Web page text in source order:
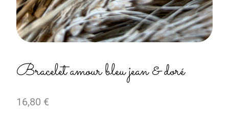
Bracelet amour bleu jean & doré
16,80 €